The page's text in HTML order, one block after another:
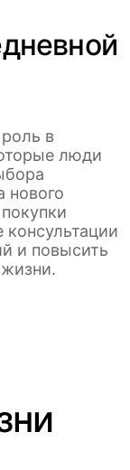
в
люди
нового
и повысить